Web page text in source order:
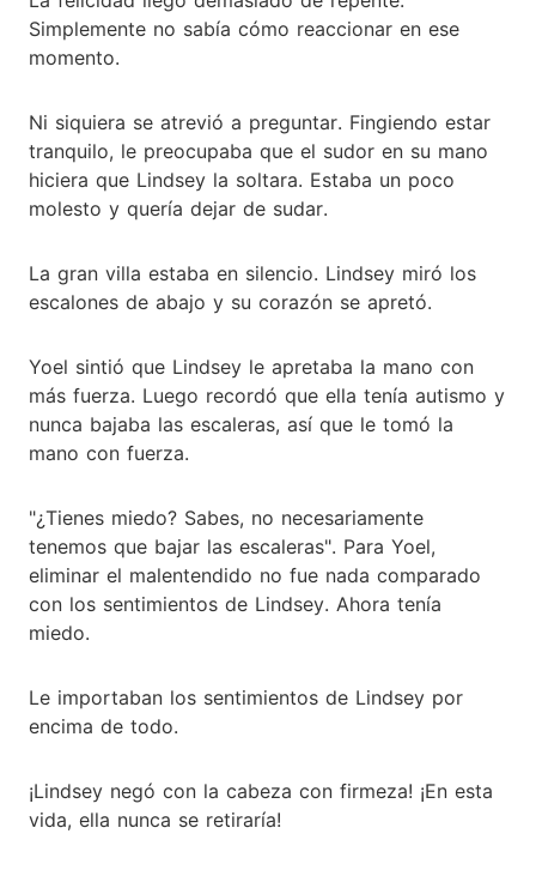
Simplemente no sabía cómo reaccionar en ese
momento.
Ni siquiera se atrevió a preguntar. Fingiendo estar
tranquilo, le preocupaba que el sudor en su mano
hiciera que Lindsey la soltara. Estaba un poco
molesto y quería dejar de sudar.
La gran villa estaba en silencio. Lindsey miró los
escalones de abajo y su corazón se apretó.
Yoel sintió que Lindsey le apretaba la mano con
más fuerza. Luego recordó que ella tenía autismo y
nunca bajaba las escaleras, así que le tomó la
mano con fuerza.
"¿Tienes miedo? Sabes, no necesariamente
tenemos que bajar las escaleras". Para Yoel,
eliminar el malentendido no fue nada comparado
con los sentimientos de Lindsey. Ahora tenía
miedo.
Le importaban los sentimientos de Lindsey por
encima de todo.
¡Lindsey negó con la cabeza con firmeza! ¡En esta
vida, ella nunca se retiraría!